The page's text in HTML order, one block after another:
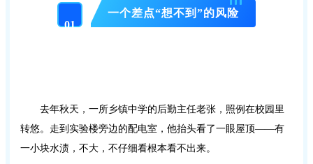
01
一个差点“想不到”的风险
去年秋天，一所乡镇中学的后勤主任老张，照例在校园里
转悠。走到实验楼旁边的配电室，他抬头看了一眼屋顶——有
一小块水渍，不大，不仔细看根本看不出来。